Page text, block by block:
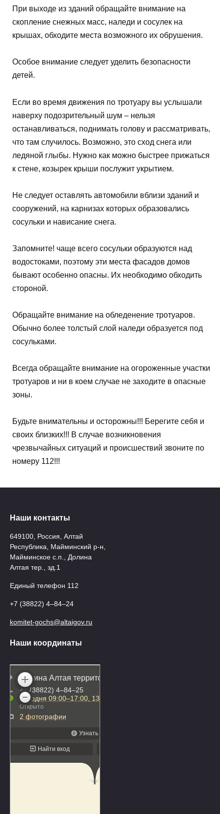
При выходе из зданий обращайте внимание на
скопление снежных масс, наледи и сосулек на
крышах, обходите места возможного их обрушения.
Особое внимание следует уделить безопасности
детей.
Если во время движения по тротуару вы услышали
наверху подозрительный шум – нельзя
останавливаться, поднимать голову и рассматривать,
что там случилось. Возможно, это сход снега или
ледяной глыбы. Нужно как можно быстрее прижаться
к стене, козырек крыши послужит укрытием.
Не следует оставлять автомобили вблизи зданий и
сооружений, на карнизах которых образовались
сосульки и нависание снега.
Запомните! чаще всего сосульки образуются над
водостоками, поэтому эти места фасадов домов
бывают особенно опасны. Их необходимо обходить
стороной.
Обращайте внимание на обледенение тротуаров.
Обычно более толстый слой наледи образуется под
сосульками.
Всегда обращайте внимание на огороженные участки
тротуаров и ни в коем случае не заходите в опасные
зоны.
Будьте внимательны и осторожны!!! Берегите себя и
своих близких!!! В случае возникновения
чрезвычайных ситуаций и происшествий звоните по
номеру 112!!!
Наши контакты
649100, Россия, Алтай
Республика, Майминский р-н,
Майминское с.п., Долина
Алтая тер., зд.1
Единый телефон 112
+7 (38822) 4‒84‒24
komitet-gochs@altaigov.ru
Наши координаты